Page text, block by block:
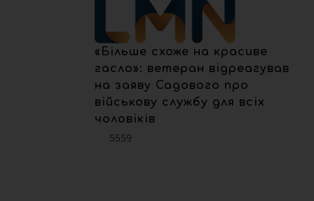
«Більше схоже на красиве
гасло»: ветеран відреагував
на заяву Садового про
військову службу для всіх
чоловіків
5559